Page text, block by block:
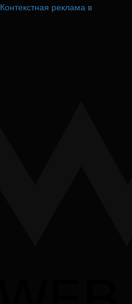
Контекстная реклама в